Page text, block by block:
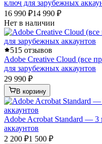
ключ для зарубежных
16 990 ₽14 990 ₽
Нет в наличии
515 отзывов
Adobe Creative Cloud (все
для зарубежных аккаунтов
29 990 ₽
В корзину
Adobe Acrobat Standard — 3
аккаунтов
2 200 ₽1 500 ₽